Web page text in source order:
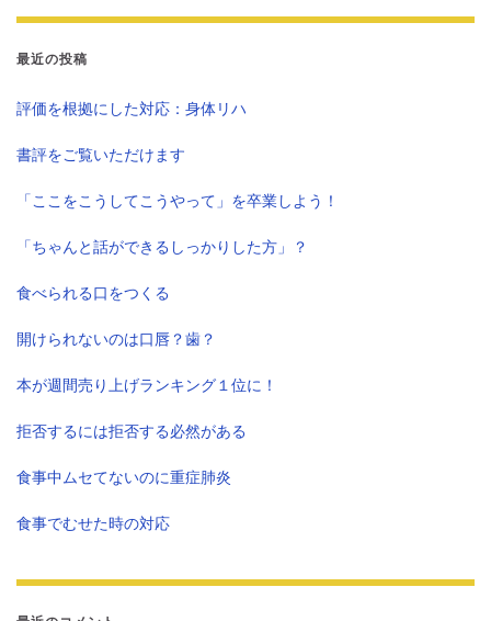
最近の投稿
評価を根拠にした対応：身体リハ
書評をご覧いただけます
「ここをこうしてこうやって」を卒業しよう！
「ちゃんと話ができるしっかりした方」？
食べられる口をつくる
開けられないのは口唇？歯？
本が週間売り上げランキング１位に！
拒否するには拒否する必然がある
食事中ムセてないのに重症肺炎
食事でむせた時の対応